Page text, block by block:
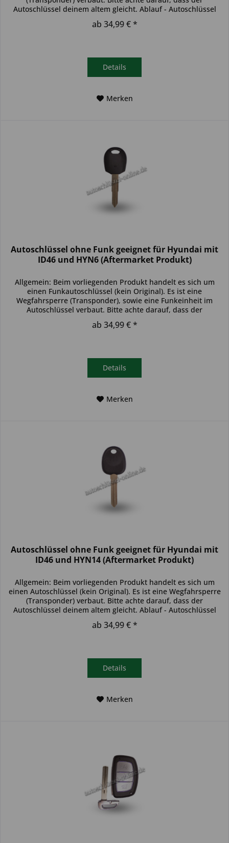
Autoschlüssel deinem altem gleicht. Ablauf - Autoschlüssel
ab 34,99 € *
Details
Merken
Autoschlüssel ohne Funk geeignet für Hyundai mit
ID46 und HYN6 (Aftermarket Produkt)
Allgemein: Beim vorliegenden Produkt handelt es sich um
einen Funkautoschlüssel (kein Original). Es ist eine
Wegfahrsperre (Transponder), sowie eine Funkeinheit im
Autoschlüssel verbaut. Bitte achte darauf, dass der
ab 34,99 € *
Details
Merken
Autoschlüssel ohne Funk geeignet für Hyundai mit
ID46 und HYN14 (Aftermarket Produkt)
Allgemein: Beim vorliegenden Produkt handelt es sich um
einen Autoschlüssel (kein Original). Es ist eine Wegfahrsperre
(Transponder) verbaut. Bitte achte darauf, dass der
Autoschlüssel deinem altem gleicht. Ablauf - Autoschlüssel
ab 34,99 € *
Details
Merken